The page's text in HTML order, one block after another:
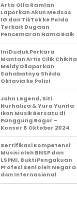
Artis Olla Ramlan
Laporkan Akun Medsos
IG dan TikTok ke Polda
Terkait Dugaan
Pencemaran Nama Baik
Ini Duduk Perkara
Mantan Artis Cilik Chikita
Meidy Dilaporkan
Sahabatnya Shilda
Oktavia ke Polisi
John Legend, Siti
Nurhaliza & Yura Yunita
Ikon Musik Bersatu di
Panggung Bogor –
Konser 6 Oktober 2024
Sertifikasi Kompetensi
Musisi oleh BNSP dan
LSPMI, Bukti Pengakuan
Profesi Seni oleh Negara
dan Internasional